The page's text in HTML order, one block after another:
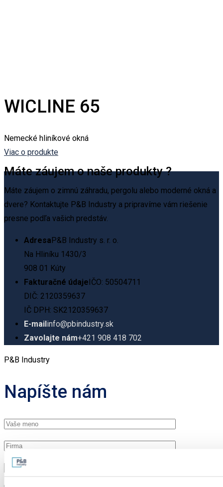
WICLINE 65
Nemecké hliníkové okná
Viac o produkte
Máte záujem o naše produkty ?
Máte záujem o zimnú záhradu, pergolu alebo moderné okná a
dvere? Kontaktujte P&B Industry a pripravíme vám riešenie
presne podľa vašich predstáv.
AdresaP&B Industry s. r. o.
Na Hliníku 1430/3
908 01 Kúty
Fakturačné údajeIČO: 50504711
DIČ: 2120359637
IČ DPH: SK2120359637
E-mailinfo@pbindustry.sk
Zavolajte nám+421 908 418 702
P&B Industry
Napíšte nám